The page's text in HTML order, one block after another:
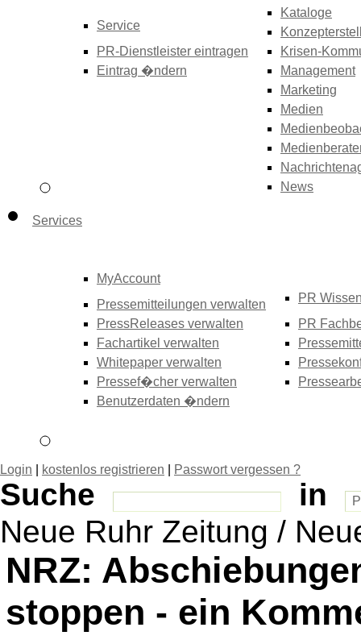
Service
PR-Dienstleister eintragen
Eintrag �ndern
Kataloge
Krisen-
Management
Marketing
Medien
News
Services
MyAccount
Pressemitteilungen verwalten
PressReleases verwalten
Fachartikel verwalten
Whitepaper verwalten
Pressef�cher verwalten
Benutzerdaten �ndern
PR
PR
Login kostenlos registrieren Passwort vergessen ?
Suche
in
Neue Ruhr Zeitung /
NRZ:
stoppen - ein